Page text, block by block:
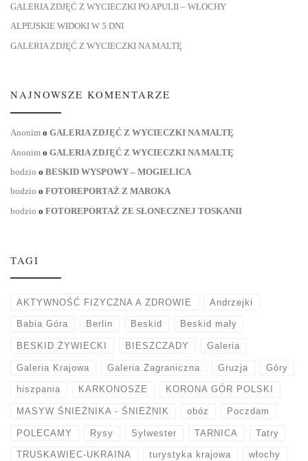
GALERIA ZDJĘĆ Z WYCIECZKI PO APULII – WŁOCHY
ALPEJSKIE WIDOKI W 5 DNI
GALERIA ZDJĘĆ Z WYCIECZKI NA MALTĘ
NAJNOWSZE KOMENTARZE
Anonim o GALERIA ZDJĘĆ Z WYCIECZKI NA MALTĘ
Anonim o GALERIA ZDJĘĆ Z WYCIECZKI NA MALTĘ
bodzio o BESKID WYSPOWY – MOGIELICA
bodzio o FOTOREPORTAŻ Z MAROKA
bodzio o FOTOREPORTAŻ ZE SŁONECZNEJ TOSKANII
TAGI
AKTYWNOŚĆ FIZYCZNA A ZDROWIE Andrzejki
Babia Góra Berlin Beskid Beskid mały
BESKID ŻYWIECKI BIESZCZADY Galeria
Galeria Krajowa Galeria Zagraniczna Gruzja Góry
hiszpania KARKONOSZE KORONA GÓR POLSKI
MASYW ŚNIEŻNIKA - ŚNIEŻNIK obóz Poczdam
POLECAMY Rysy Sylwester TARNICA Tatry
TRUSKAWIEC-UKRAINA turystyka krajowa włochy